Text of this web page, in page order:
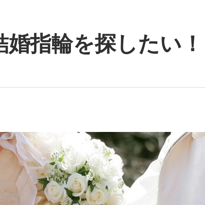
指輪を探したい！